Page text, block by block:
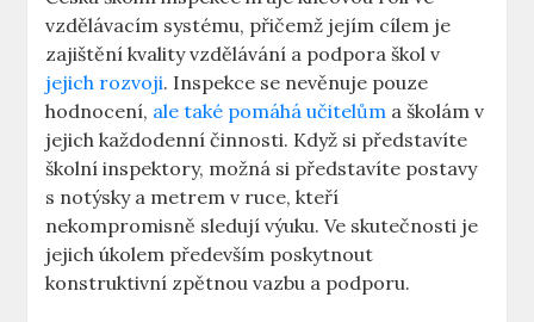
vzdělávacím systému, ⁣přičemž jejím cílem​ je
zajištění kvality vzdělávání a ‍podpora škol v⁣
jejich rozvoji. Inspekce⁤ se nevěnuje pouze
hodnocení, ale také pomáhá učitelům ⁢a školám v
jejich​ každodenní činnosti. Když ⁢si představíte
školní inspektory, ⁤možná si​ představíte postavy
s notýsky a metrem ⁢v ruce, kteří⁣
nekompromisně sledují výuku. Ve skutečnosti je
jejich úkolem především poskytnout
konstruktivní ‌zpětnou vazbu a podporu.